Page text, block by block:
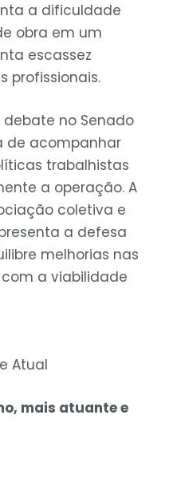
a dificuldade
obra em um
escassez
profissionais.
no Senado
de acompanhar
trabalhistas
a operação. A
coletiva e
a defesa
melhorias nas
a viabilidade
Atual
mais atuante e